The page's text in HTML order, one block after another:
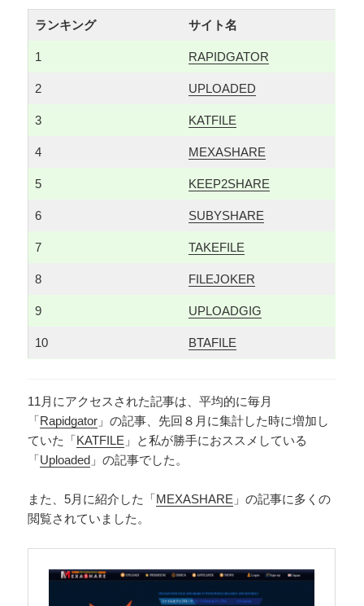
ランキング サイト名
1 RAPIDGATOR
2 UPLOADED
3 KATFILE
4 MEXASHARE
5 KEEP2SHARE
6 SUBYSHARE
7 TAKEFILE
8 FILEJOKER
9 UPLOADGIG
10 BTAFILE
11月にアクセスされた記事は、平均的に毎月
「 Rapidgator 」の記事、先回８月に集計した時に増加し
ていた「 KATFILE 」と私が勝手におススメしている
「 Uploaded 」の記事でした。
また、5月に紹介した「 MEXASHARE 」の記事に多くの
閲覧されていました。